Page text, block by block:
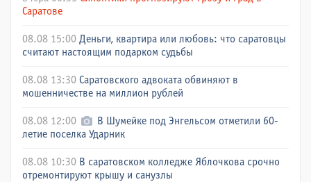
Саратове
08.08 15:00 Деньги, квартира или любовь: что саратовцы
считают настоящим подарком судьбы
08.08 13:30 Саратовского адвоката обвиняют в
мошенничестве на миллион рублей
08.08 12:00
В Шумейке под Энгельсом отметили 60-
летие поселка Ударник
08.08 10:30 В саратовском колледже Яблочкова срочно
отремонтируют крышу и санузлы